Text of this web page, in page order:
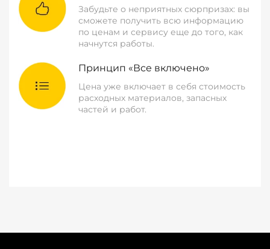
Забудьте о неприятных сюрпризах: вы
сможете получить всю информацию
по ценам и сервису еще до того, как
начнутся работы.
Принцип «Все включено»
Цена уже включает в себя стоимость
расходных материалов, запасных
частей и работ.